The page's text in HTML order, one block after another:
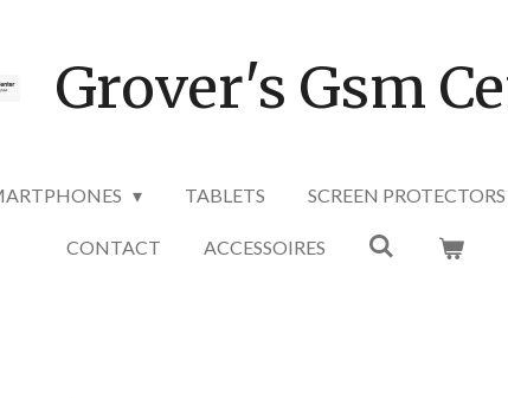
Grover's Gsm
TABLETS SCREEN PROTECTORS
CONTACT ACCESSOIRES